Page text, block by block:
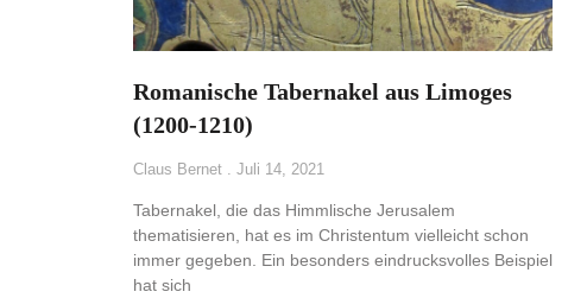
Romanische Tabernakel aus Limoges
(1200-1210)
Claus Bernet Juli 14, 2021
Tabernakel, die das Himmlische Jerusalem
thematisieren, hat es im Christentum vielleicht schon
immer gegeben. Ein besonders eindrucksvolles Beispiel
hat sich